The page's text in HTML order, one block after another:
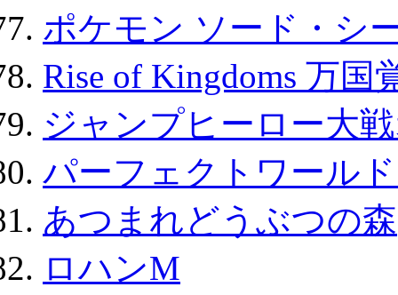
ポケモン ソード・シ
Rise of Kingdoms 万
ジャンプヒーロー大
パーフェクトワール
あつまれどうぶつの森
ロハンM